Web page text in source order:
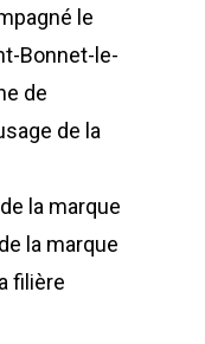
le
Bonnet-le-
de
de la
la marque
la marque
filière